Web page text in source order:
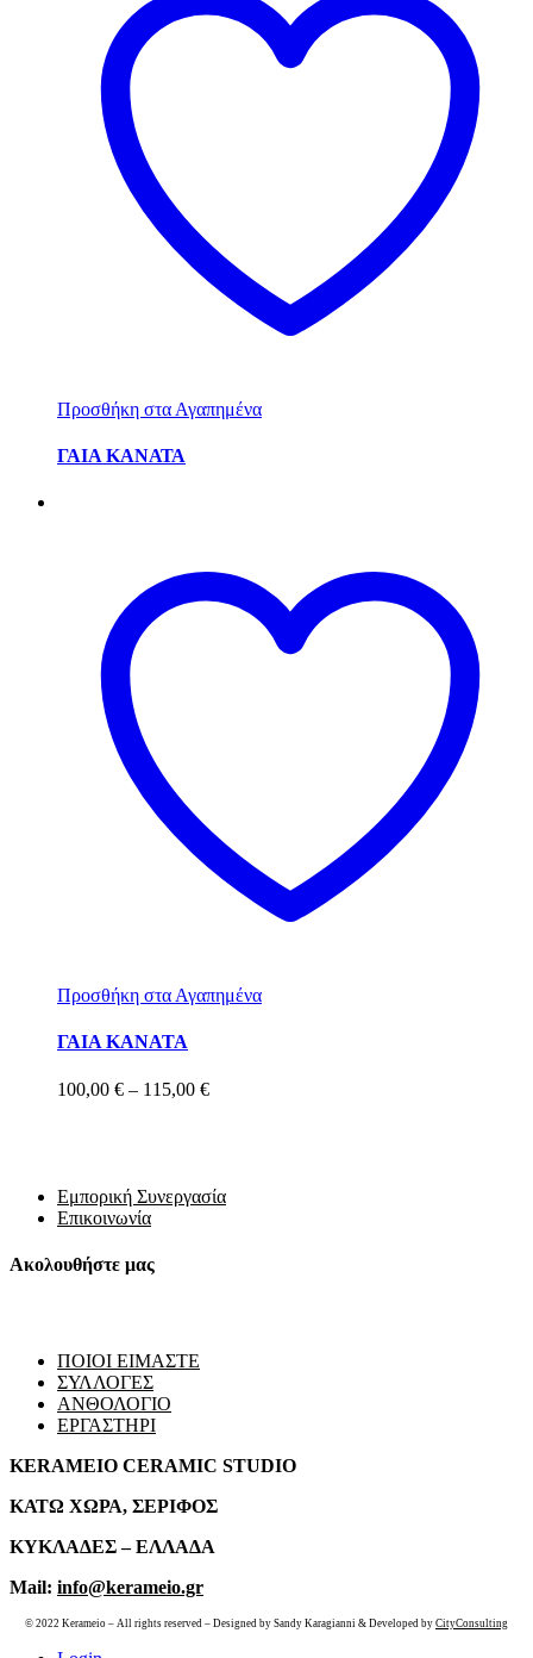
Προσθήκη στα Αγαπημένα
ΓΑΙΑ ΚΑΝΑΤΑ
Προσθήκη στα Αγαπημένα
ΓΑΙΑ KANATA
100,00 € – 115,00 €
Εμπορική Συνεργασία
Επικοινωνία
Ακολουθήστε μας
ΠΟΙΟΙ ΕΙΜΑΣΤΕ
ΣΥΛΛΟΓΕΣ
ΑΝΘΟΛΟΓΙΟ
ΕΡΓΑΣΤΗΡΙ
KERAMEIO CERAMIC STUDIO
ΚΑΤΩ ΧΩΡΑ, ΣΕΡΙΦΟΣ
ΚΥΚΛΑΔΕΣ – ΕΛΛΑΔΑ
Mail: info@kerameio.gr
© 2022 Kerameio – All rights reserved – Designed by Sandy Karagianni & Developed by CityConsulting